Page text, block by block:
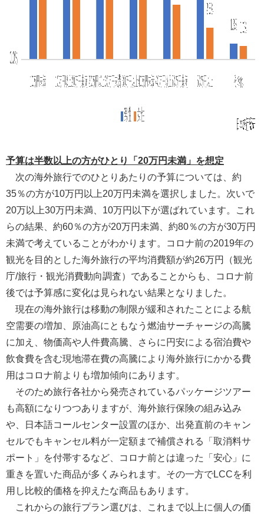
予算は半数以上の方がひとり「20万円未満」を想定
次の海外旅行でのひとりあたりの予算については、約
35％の方が10万円以上20万円未満を選択しました。次いで
20万以上30万円未満、10万円以下が選ばれています。これ
らの結果、約60％の方が20万円未満、約80％の方が30万円
未満で考えていることがわかります。コロナ前の2019年の
観光を目的とした海外旅行の平均消費額が約26万円（観光
庁/旅行・観光消費動向調査）であることからも、コロナ前
後では予算感に変化は見られない結果となりました。
現在の海外旅行は移動の制限が緩和されたことによる航
空需要の増加、原油高にともなう燃油サーチャージの高騰
に加え、物価高や人件費高騰、さらに円安による宿泊費や
飲食費を含む現地滞在費の高騰により海外旅行にかかる費
用はコロナ前よりも増加傾向にあります。
そのため旅行各社から発売されているパッケージツアー
も高額になりつつありますが、海外旅行保険の組み込み
や、日本語コールセンター設置のほか、出発直前のキャン
セルでもキャンセル料が一定額まで補償される「取消料サ
ポート」を付帯するなど、コロナ前とは違った「安心」に
重きを置いた商品が多くみられます。その一方でLCCを利
用し比較的価格を抑えたな商品もあります。
これからの旅行プラン選びは、これまで以上に個人の価